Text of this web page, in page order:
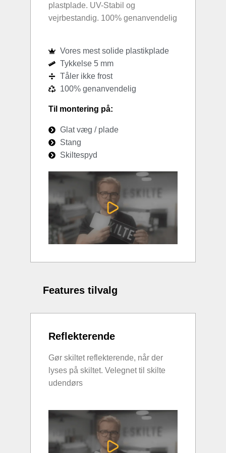
plastplade. UV-Stabil og
vejrbestandig. 100% genanvendelig
Vores mest solide plastikplade
Tykkelse 5 mm
Tåler ikke frost
100% genanvendelig
Til montering på:
Glat væg / plade
Stang
Skiltespyd
Features tilvalg
Reflekterende
Gør skiltet reflekterende, når der
lyses på skiltet. Velegnet til skilte
udendørs